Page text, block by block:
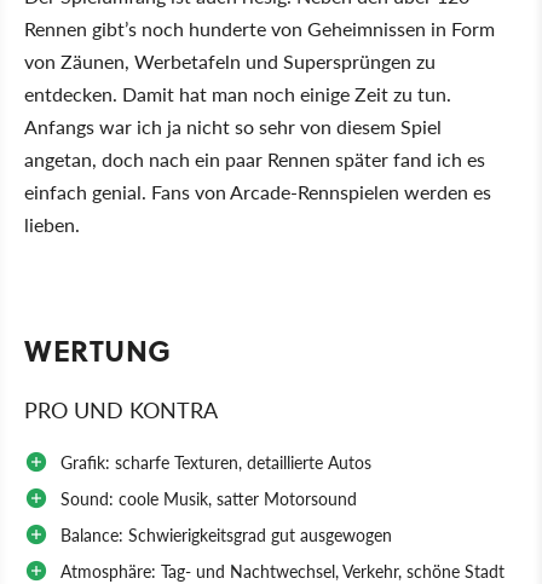
Rennen gibt’s noch hunderte von Geheimnissen in Form
von Zäunen, Werbetafeln und Supersprüngen zu
entdecken. Damit hat man noch einige Zeit zu tun.
Anfangs war ich ja nicht so sehr von diesem Spiel
angetan, doch nach ein paar Rennen später fand ich es
einfach genial. Fans von Arcade-Rennspielen werden es
lieben.
WERTUNG
PRO UND KONTRA
Grafik: scharfe Texturen, detaillierte Autos
Sound: coole Musik, satter Motorsound
Balance: Schwierigkeitsgrad gut ausgewogen
Atmosphäre: Tag- und Nachtwechsel, Verkehr, schöne Stadt